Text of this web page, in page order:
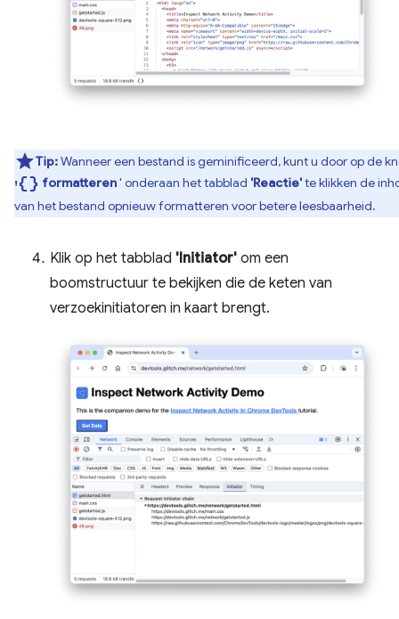
Tip:Wanneer een bestand is geminificeerd, kunt u door op de
'Data_object formatteren' onderaan het tabblad 'Reactie'te klikken de
van het bestand opnieuw formatteren voor betere leesbaarheid.
Klik op het tabblad 'Initiator' om een ​​
boomstructuur te bekijken die de keten van
verzoekinitiatoren in kaart brengt.